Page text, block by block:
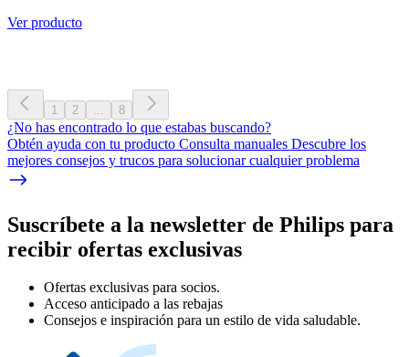
Ver producto
1 2 8
¿No has encontrado lo que estabas buscando?
Obtén ayuda con tu producto Consulta manuales Descubre los
mejores consejos y trucos para solucionar cualquier problema
Suscríbete a la newsletter de Philips para
recibir ofertas exclusivas
Ofertas exclusivas para socios.
Acceso anticipado a las rebajas
Consejos e inspiración para un estilo de vida saludable.